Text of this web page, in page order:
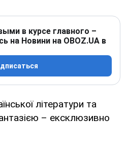
в курсе главного –
на Новини на OBOZ.UA в
літератури та
– ексклюзивно